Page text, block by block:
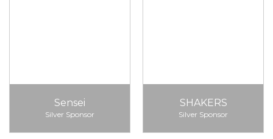
Sensei
Silver Sponsor
SHAKERS
Silver Sponsor